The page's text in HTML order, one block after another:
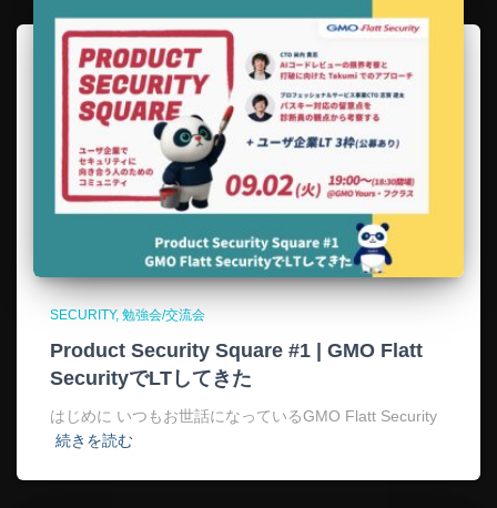
SECURITY 勉強会/交流会
Product Security Square #1 | GMO Flatt
SecurityでLTしてきた
はじめに いつもお世話になっているGMO Flatt Security
続きを読む